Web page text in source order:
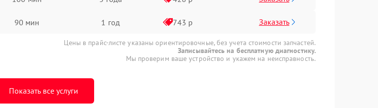
90 мин 1 год 743 р Заказать
Цены в прайс-листе указаны ориентировочные, без учета стоимости запчастей.
Записывайтесь на бесплатную диагностику.
Мы проверим ваше устройство и укажем на неисправность.
Показать все услуги